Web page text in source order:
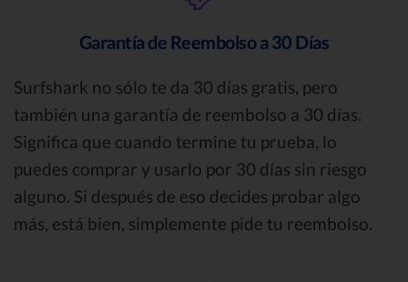
Garantía de Reembolso a 30 Días
Surfshark no sólo te da 30 días gratis, pero
también una garantía de reembolso a 30 días.
Significa que cuando termine tu prueba, lo
puedes comprar y usarlo por 30 días sin riesgo
alguno. Si después de eso decides probar algo
más, está bien, simplemente pide tu reembolso.